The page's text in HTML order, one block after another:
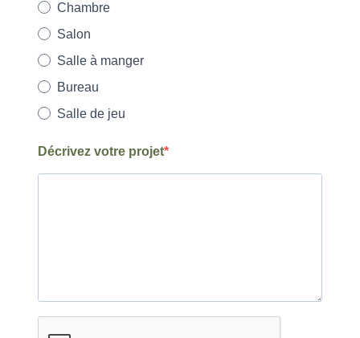
Chambre
Salon
Salle à manger
Bureau
Salle de jeu
Décrivez votre projet